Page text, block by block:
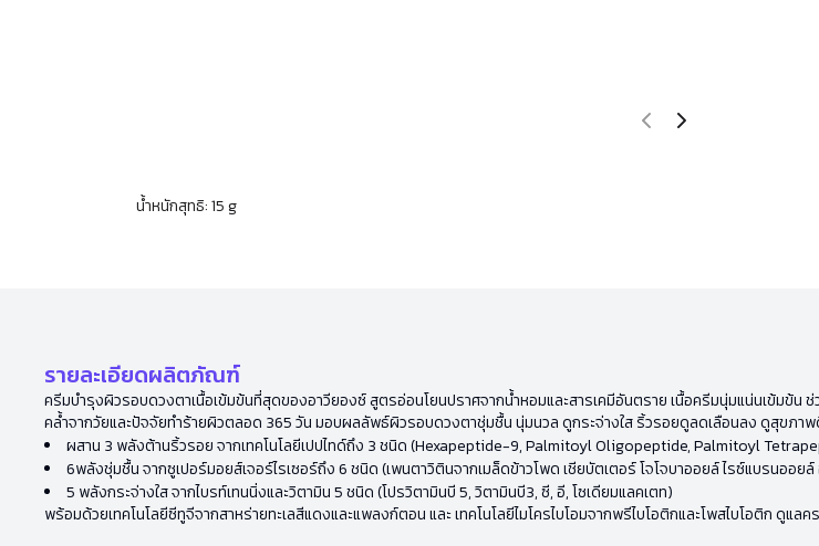
น้ำหนักสุทธิ: 15 g
รายละเอียดผลิตภัณฑ์
ครีมบำรุงผิวรอบดวงตาเนื้อเข้มข้นที่สุดของอาวียองซ์ สูตรอ่อนโยนปราศจากน้ำหอมและสารเคมีอันตราย เนื้อครีมนุ่มแน่นเข้มข้
คล้ำจากวัยและปัจจัยทำร้ายผิวตลอด 365 วัน มอบผลลัพธ์ผิวรอบดวงตาชุ่มชื้น นุ่มนวล ดูกระจ่างใส ริ้วรอยดูลดเลือนลง ดูสุขภ
ผสาน 3 พลังต้านริ้วรอย จากเทคโนโลยีเปปไทด์ถึง 3 ชนิด (Hexapeptide-9, Palmitoyl Oligopeptide, Palmitoyl
6พลังชุ่มชื้น จากซูเปอร์มอยส์เจอร์ไรเซอร์ถึง 6 ชนิด (เพนตาวิตินจากเมล็ดข้าวโพด เชียบัตเตอร์ โจโจบาออยล์ ไรซ์แบรนออยล์
5 พลังกระจ่างใส จากไบรท์เทนนิ่งและวิตามิน 5 ชนิด (โปรวิตามินบี 5, วิตามินบี3, ซี, อี, โซเดียมแลคเตท)
พร้อมด้วยเทคโนโลยีซีทูจีจากสาหร่ายทะเลสีแดงและแพลงก์ตอน และ เทคโนโลยีไมโครไบโอมจากพรีไบโอติกและโพสไบโอติก ดูแ